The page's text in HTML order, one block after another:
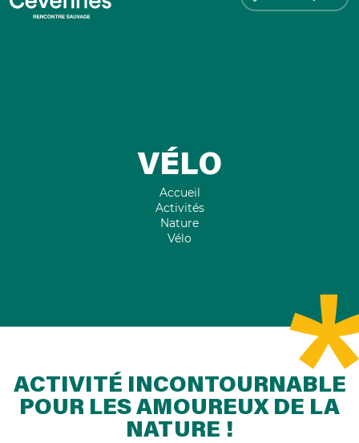
VÉLO
Accueil
Activités
Nature
Vélo
ACTIVITÉ INCONTOURNABLE
POUR LES AMOUREUX DE LA
NATURE !